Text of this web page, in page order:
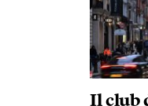
Il club